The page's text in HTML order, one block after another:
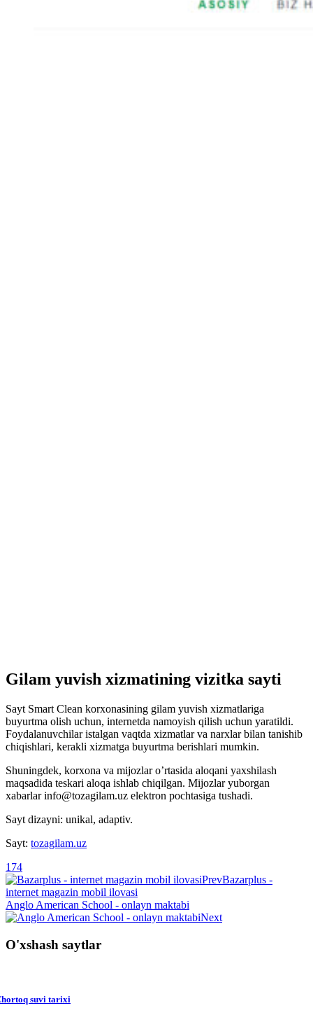
Gilam yuvish xizmatining vizitka sayti
Sayt Smart Clean korxonasining gilam yuvish xizmatlariga
buyurtma olish uchun, internetda namoyish qilish uchun yaratildi.
Foydalanuvchilar istalgan vaqtda xizmatlar va narxlar bilan tanishib
chiqishlari, kerakli xizmatga buyurtma berishlari mumkin.
Shuningdek, korxona va mijozlar o’rtasida aloqani yaxshilash
maqsadida teskari aloqa ishlab chiqilgan. Mijozlar yuborgan
xabarlar info@tozagilam.uz elektron pochtasiga tushadi.
Sayt dizayni: unikal, adaptiv.
Sayt: tozagilam.uz
174
PrevBazarplus -
internet magazin mobil ilovasi
Anglo American School - onlayn maktabi
Next
O'xshash saytlar
suvi tarixi